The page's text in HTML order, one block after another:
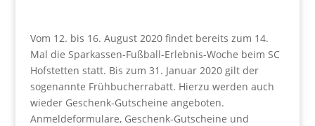
Vom 12. bis 16. August 2020 findet bereits zum 14.
Mal die Sparkassen-Fußball-Erlebnis-Woche beim SC
Hofstetten statt. Bis zum 31. Januar 2020 gilt der
sogenannte Frühbucherrabatt. Hierzu werden auch
wieder Geschenk-Gutscheine angeboten.
Anmeldeformulare, Geschenk-Gutscheine und